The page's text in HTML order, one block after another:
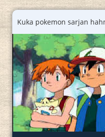
Kuka pokemon sarjan